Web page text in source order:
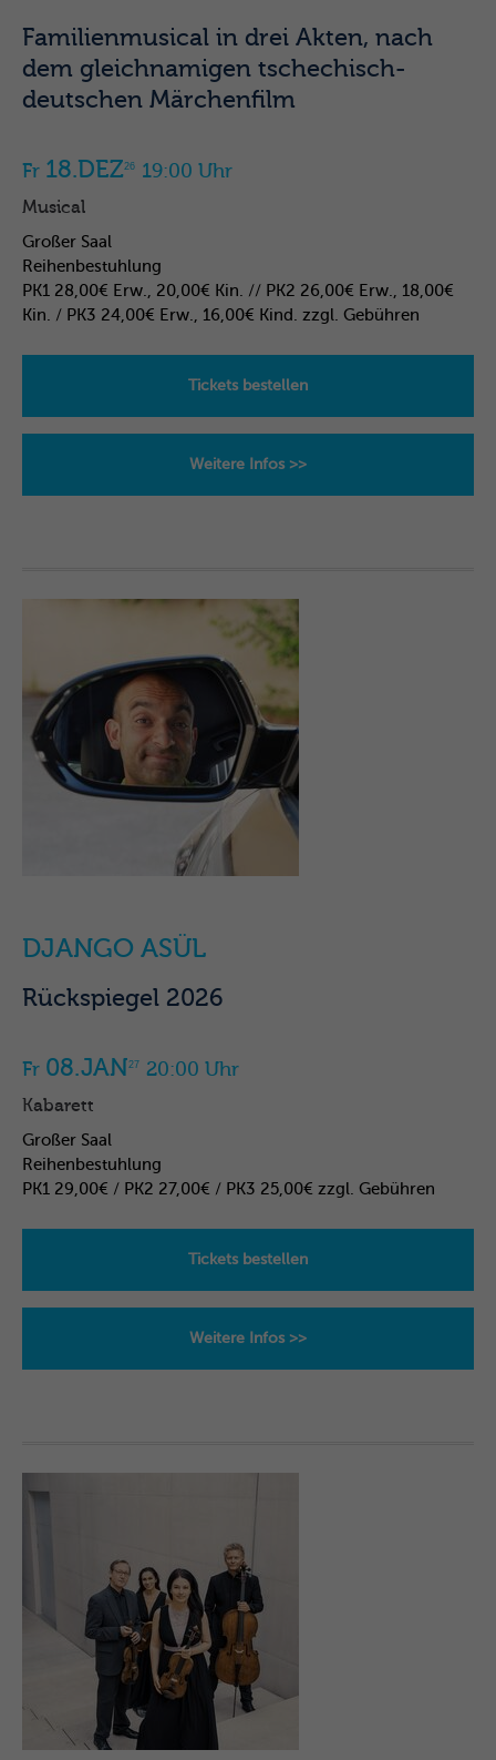
Familienmusical in drei Akten, nach
dem gleichnamigen tschechisch-
deutschen Märchenfilm
Fr 18.DEZ26 19:00 Uhr
Musical
Großer Saal
Reihenbestuhlung
PK1 28,00€ Erw., 20,00€ Kin. // PK2 26,00€ Erw., 18,00€
Kin. / PK3 24,00€ Erw., 16,00€ Kind. zzgl. Gebühren
Tickets bestellen
Weitere Infos >>
DJANGO ASÜL
Rückspiegel 2026
Fr 08.JAN27 20:00 Uhr
Kabarett
Großer Saal
Reihenbestuhlung
PK1 29,00€ / PK2 27,00€ / PK3 25,00€ zzgl. Gebühren
Tickets bestellen
Weitere Infos >>